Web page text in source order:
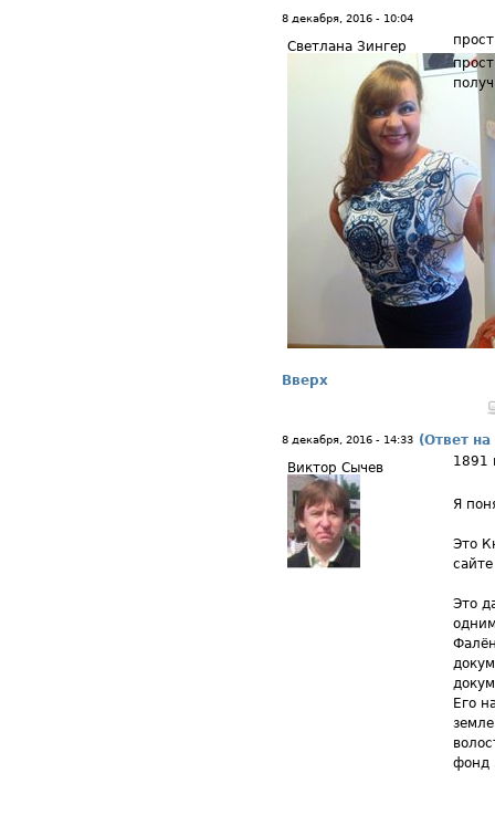
8 декабря, 2016 - 10:04
Светлана Зингер
Вверх
8 декабря, 2016 - 14:33 (Ответ
Виктор Сычев
1891
Я
Это
Это
Его
фонд